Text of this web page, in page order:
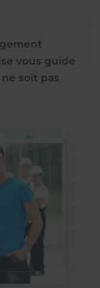
vous guide
soit pas